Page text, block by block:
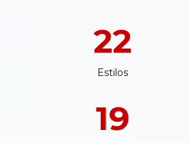
22
Estilos
19